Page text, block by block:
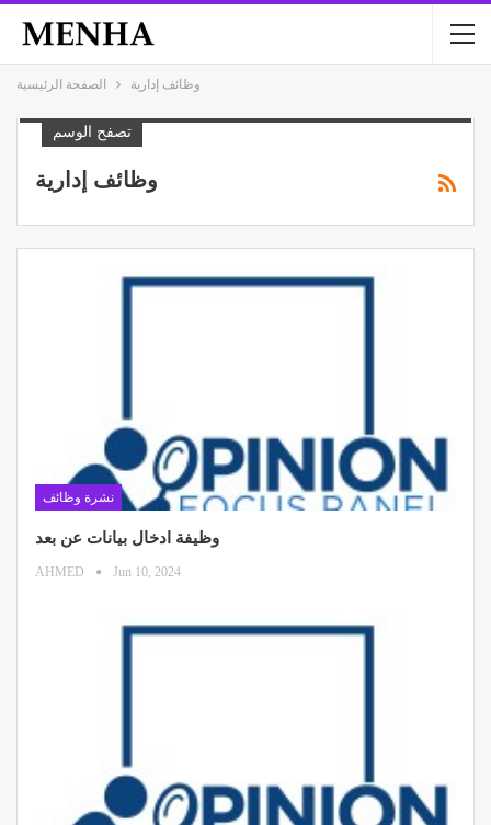
الصفحة الرئيسية وظائف إدارية
تصفح الوسم
وظائف إدارية
نشرة وظائف
وظيفة ادخال بيانات عن بعد
AHMED Jun 10, 2024